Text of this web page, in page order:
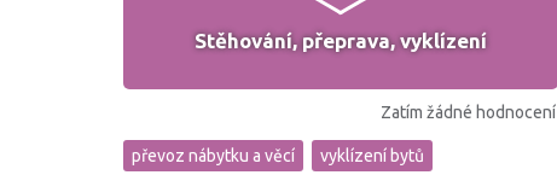
Stěhování, přeprava, vyklízení
Zatím žádné hodnocení
převoz nábytku a věcí vyklízení bytů